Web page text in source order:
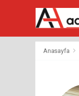
Anasayfa